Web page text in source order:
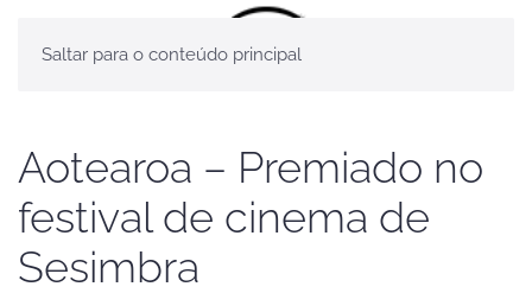
Saltar para o conteúdo principal
Aotearoa – Premiado no
festival de cinema de
Sesimbra